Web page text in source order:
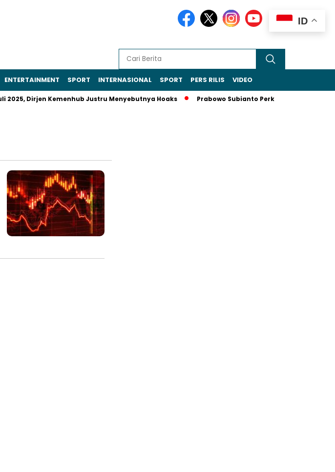
ENTERTAINMENT SPORT INTERNASIONAL SPORT PERS RILIS VIDEO
Dirjen Kemenhub Justru Menyebutnya Hoaks Prabowo Subianto Perkuat Peran Indonesia
ID